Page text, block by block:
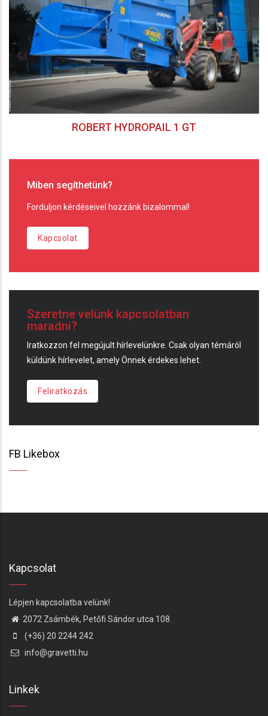
ROBERT HYDROPAIL 1 GT
Miben segíthetünk?
Forduljon kérdéseivel hozzánk bizalommal!
Kapcsolat
Szeretne velünk kapcsolatban
maradni?
Iratkozzon fel megújult hírlevelünkre. Csak olyan témáról
küldünk hírlevelet, amely Önnek érdekes lehet.
Feliratkozás
FB Likebox
Kapcsolat
Lépjen kapcsolatba velünk!
2072 Zsámbék, Petőfi Sándor utca 108.
(+36) 20 2244 242
info@gravetti.hu
Linkek